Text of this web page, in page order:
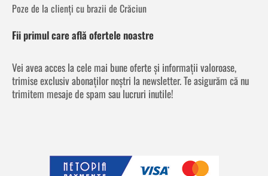
Poze de la clienți cu brazii de Crăciun
Fii primul care află ofertele noastre
Vei avea acces la cele mai bune oferte și informații valoroase,
trimise exclusiv abonaților noștri la newsletter. Te asigurăm că nu
trimitem mesaje de spam sau lucruri inutile!